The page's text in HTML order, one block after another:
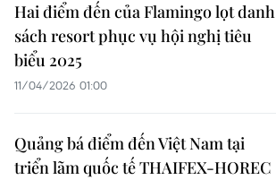
Hai điểm đến của Flamingo lọt danh
sách resort phục vụ hội nghị tiêu
biểu 2025
11/04/2026 01:00
Quảng bá điểm đến Việt Nam tại
triển lãm quốc tế THAIFEX-HOREC